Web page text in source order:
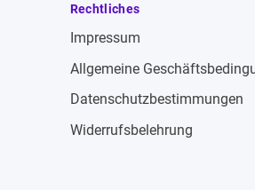
Rechtliches
Impressum
Allgemeine
Datenschutzbestimmungen
Widerrufsbelehrung